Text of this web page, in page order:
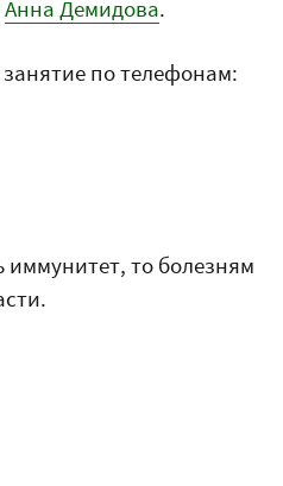
Анна Демидова.
по телефонам:
иммунитет, то болезням